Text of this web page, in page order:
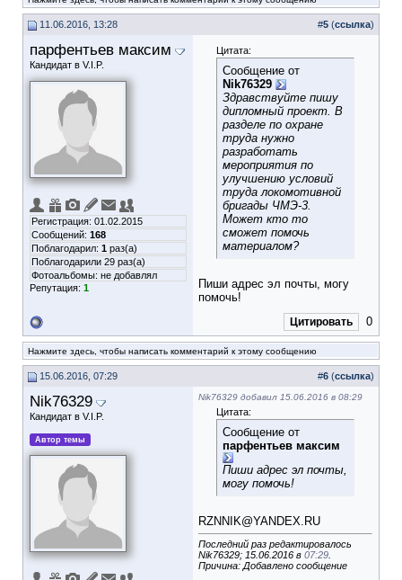
11.06.2016, 13:28 #5 (ссылка)
парфентьев максим
Кандидат в V.I.P.
Регистрация: 01.02.2015
Сообщений: 168
Поблагодарил: 1 раз(а)
Поблагодарили 29 раз(а)
Фотоальбомы: не добавлял
Репутация: 1
Цитата:
Сообщение от
Nik76329
Здравствуйте пишу
дипломный проект. В
разделе по охране
труда нужно
разработать
мероприятия по
улучшению условий
труда локомотивной
бригады ЧМЭ-3.
Может кто то
сможет помочь
материалом?
Пиши адрес эл почты, могу
помочь!
Цитировать 0
Нажмите здесь, чтобы написать комментарий к этому сообщению
15.06.2016, 07:29 #6 (ссылка)
Nik76329
Кандидат в V.I.P.
Автор темы
Nik76329 добавил 15.06.2016 в 08:29
Цитата:
Сообщение от
парфентьев максим
Пиши адрес эл почты,
могу помочь!
RZNNIK@YANDEX.RU
Последний раз редактировалось
Nik76329; 15.06.2016 в 07:29
Причина: Добавлено сообщение